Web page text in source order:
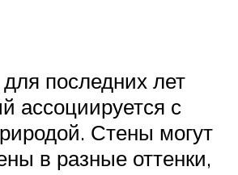
последних лет
ассоциируется с
Стены могут
в разные оттенки,